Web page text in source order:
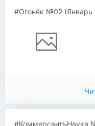
#Огонёк №02 (Январь
#КоммерсантъНаука